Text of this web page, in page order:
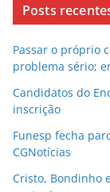
Posts
Passar o próprio
problema sério;
Candidatos do
inscrição
Funesp fecha
CGNotícias
Cristo, Bondinho